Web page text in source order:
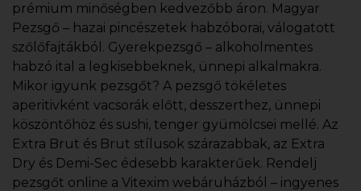
prémium minőségben kedvezőbb áron. Magyar
Pezsgő – hazai pincészetek habzóborai, válogatott
szőlőfajtákból. Gyerekpezsgő – alkoholmentes
habzó ital a legkisebbeknek, ünnepi alkalmakra.
Mikor igyunk pezsgőt? A pezsgő tökéletes
aperitivként vacsorák előtt, desszerthez, ünnepi
köszöntőhöz és sushi, tenger gyümölcsei mellé. Az
Extra Brut és Brut stílusok szárazabbak, az Extra
Dry és Demi-Sec édesebb karakterűek. Rendelj
pezsgőt online a Vitexim webáruházból – ingyenes